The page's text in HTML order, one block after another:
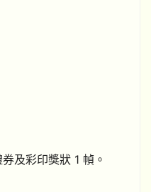
及彩印獎狀 1 幀。